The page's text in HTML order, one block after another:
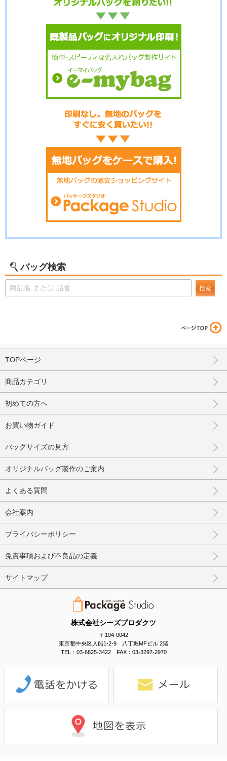
バッグ検索
検索
株式会社シーズプロダクツ
〒104-0042
東京都中央区入船1-2-9 八丁堀MFビル 2階
TEL：03-6825-3422 FAX：03-3297-2970
TOPページ
商品カテゴリ
初めての方へ
お買い物ガイド
バッグサイズの見方
オリジナルバッグ製作のご案内
よくある質問
会社案内
プライバシーポリシー
免責事項および不良品の定義
サイトマップ